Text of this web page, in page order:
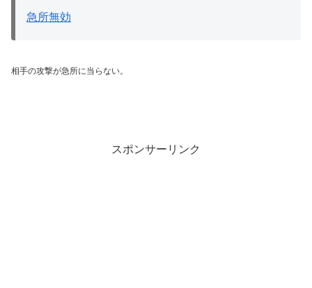
急所無効
相手の攻撃が急所に当らない。
スポンサーリンク